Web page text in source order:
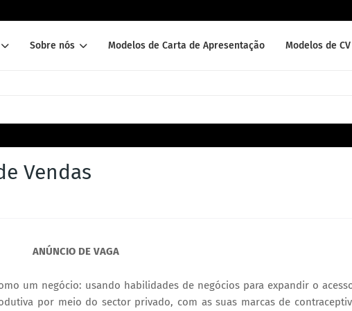
Sobre nós Modelos de Carta de Apresentação Modelos de
Vendas
ANÚNCIO DE VAGA
um negócio: usando habilidades de negócios para expandir o
por meio do sector privado, com as suas marcas de